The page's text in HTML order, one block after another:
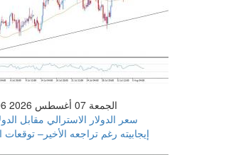
الجمعة 07 أغسطس 2026 06:06 صباحاً
سعر الدولار الاسترالي مقابل